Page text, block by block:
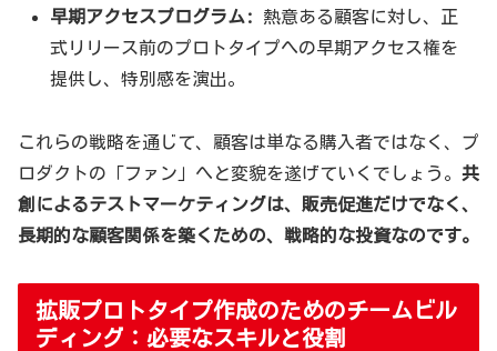
早期アクセスプログラム:
熱意ある顧客に対し、正
式リリース前のプロトタイプへの早期アクセス権を
提供し、特別感を演出。
これらの戦略を通じて、顧客は単なる購入者ではなく、プ
ロダクトの「ファン」へと変貌を遂げていくでしょう。 共
創によるテストマーケティングは、販売促進だけでなく、
長期的な顧客関係を築くための、戦略的な投資なのです。
拡販プロトタイプ作成のためのチームビル
ディング：必要なスキルと役割